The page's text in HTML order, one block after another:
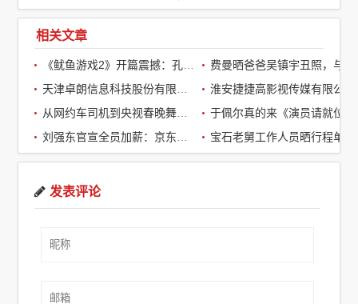
相关文章
淮安捷捷高影视传媒有限公司
发表评论